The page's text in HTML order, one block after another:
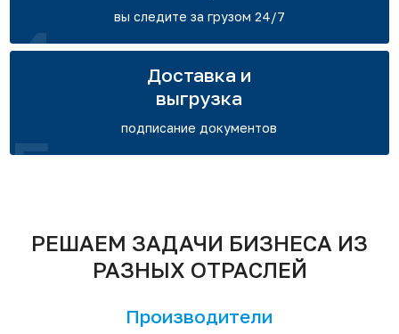
вы следите за грузом 24/7
4
Доставка и
выгрузка
подписание документов
5
РЕШАЕМ ЗАДАЧИ БИЗНЕСА ИЗ
РАЗНЫХ ОТРАСЛЕЙ
Производители